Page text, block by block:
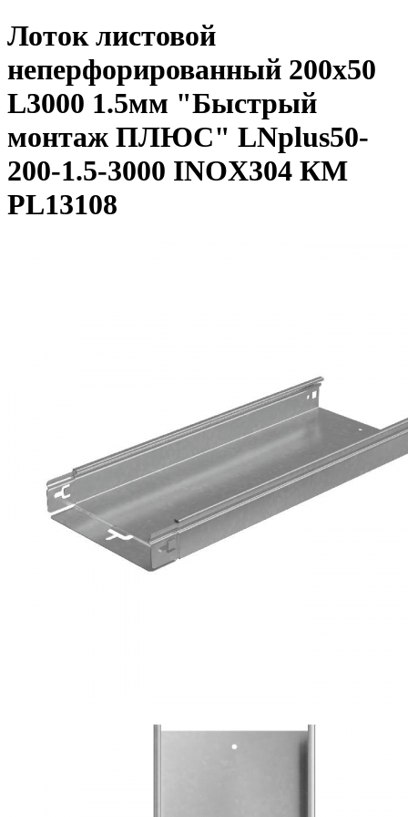
Лоток листовой
неперфорированный 200х50
L3000 1.5мм "Быстрый
монтаж ПЛЮС" LNplus50-
200-1.5-3000 INOX304 КМ
PL13108